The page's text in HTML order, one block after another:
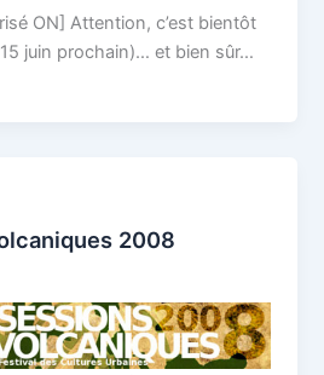
ON] Attention, c’est bientôt
juin prochain)… et bien sûr…
2008